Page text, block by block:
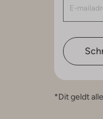
*Dit geldt